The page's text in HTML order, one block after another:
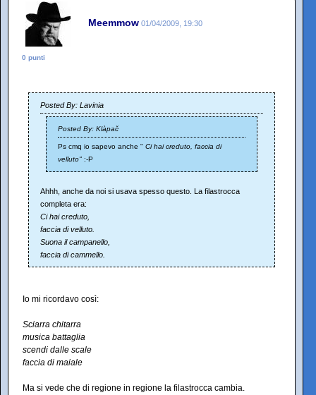
Meemmow 01/04/2009, 19:30
0 punti
Posted By: Lavinia
Posted By: Klàpač
Ps cmq io sapevo anche " Ci hai creduto, faccia di
velluto" :-P
Ahhh, anche da noi si usava spesso questo. La filastrocca
completa era:
Ci hai creduto,
faccia di velluto.
Suona il campanello,
faccia di cammello.
Io mi ricordavo così:
Sciarra chitarra
musica battaglia
scendi dalle scale
faccia di maiale
Ma si vede che di regione in regione la filastrocca cambia.